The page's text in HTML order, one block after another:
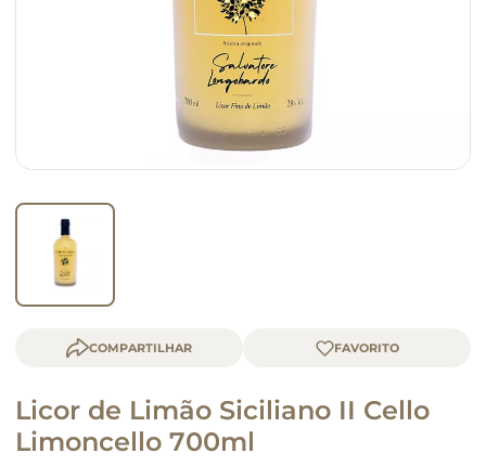
COMPARTILHAR
Licor de Limão Siciliano II Cello
Limoncello 700ml